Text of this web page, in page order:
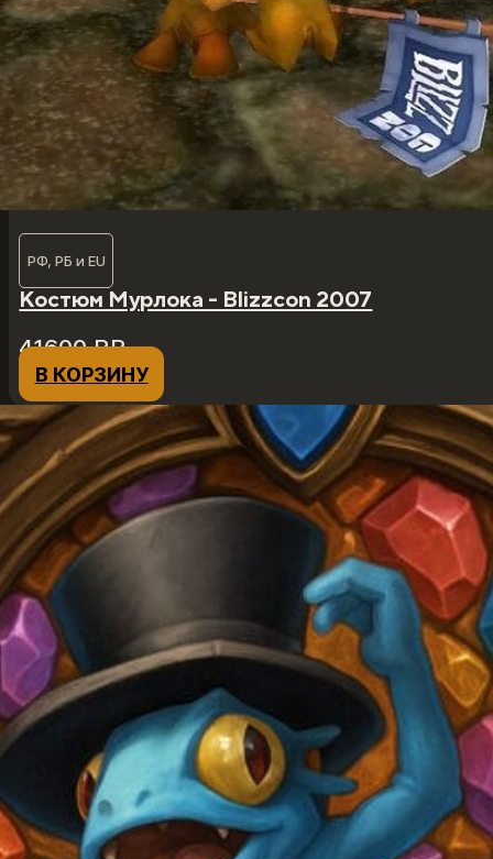
РФ, РБ и EU
Костюм Мурлока - Blizzcon 2007
41600₽₽
В КОРЗИНУ